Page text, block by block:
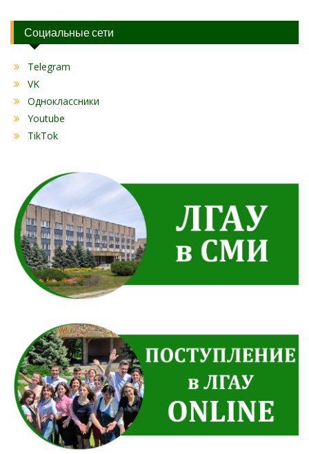
Социальные сети
Telegram
VK
Одноклассники
Youtube
TikTok